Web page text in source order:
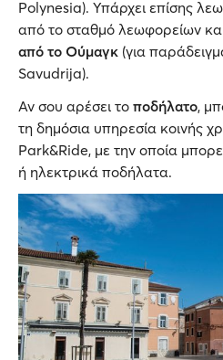
Polynesia). Υπάρχει επίσης
από το σταθμό λεωφορείων
από το Ούμαγκ (για
Savudrija).
Αν σου αρέσει το ποδήλατο,
τη δημόσια υπηρεσία κοινής
Park&Ride, με την οποία
ή ηλεκτρικά ποδήλατα.